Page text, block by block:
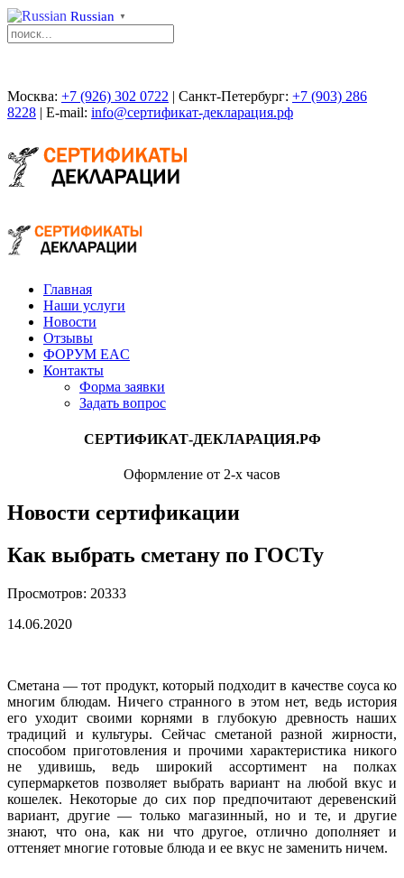
Russian ▼
Москва: +7 (926) 302 0722 | Санкт-Петербург: +7 (903) 286
8228 | E-mail: info@сертификат-декларация.рф
Главная
Наши услуги
Новости
Отзывы
ФОРУМ EAC
Контакты
Форма заявки
Задать вопрос
СЕРТИФИКАТ-ДЕКЛАРАЦИЯ.РФ
Оформление от 2-х часов
Новости сертификации
Как выбрать сметану по ГОСТу
Просмотров: 20333
14.06.2020
Сметана — тот продукт, который подходит в качестве соуса ко
многим блюдам. Ничего странного в этом нет, ведь история
его уходит своими корнями в глубокую древность наших
традиций и культуры. Сейчас сметаной разной жирности,
способом приготовления и прочими характеристика никого
не удивишь, ведь широкий ассортимент на полках
супермаркетов позволяет выбрать вариант на любой вкус и
кошелек. Некоторые до сих пор предпочитают деревенский
вариант, другие — только магазинный, но и те, и другие
знают, что она, как ни что другое, отлично дополняет и
оттеняет многие готовые блюда и ее вкус не заменить ничем.